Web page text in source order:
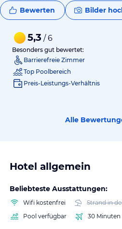
Bewerten Bilder
5,3 / 6
Besonders gut bewertet:
Barrierefreie Zimmer
Top Poolbereich
Preis-Leistungs-Verhältnis
Alle
Hotel allgemein
Beliebteste Ausstattungen:
Wifi kostenfrei
Strand in
Pool verfügbar
30 Minuten